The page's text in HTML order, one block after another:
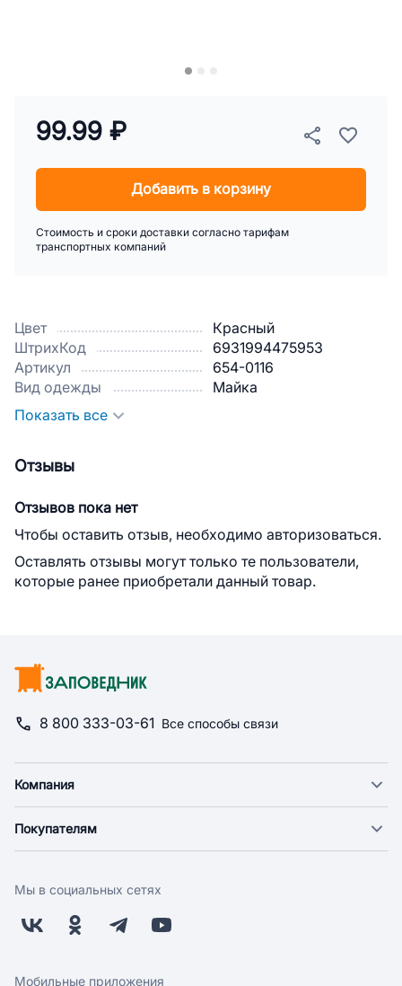
Цвет
Красный
ШтрихКод
6931994475953
Артикул
654-0116
Вид одежды
Майка
Показать все
99.99 ₽
Добавить в корзину
Стоимость и сроки доставки согласно тарифам
транспортных компаний
Отзывы
Отзывов пока нет
Чтобы оставить отзыв, необходимо авторизоваться.
Оставлять отзывы могут только те пользователи,
которые ранее приобретали данный товар.
8 800 333-03-61 Все способы связи
Компания
Новости
Поставщикам
Заводчикам
Обратная связь
Покупателям
Оплата
Бонусная программа
Скидки и акции
Мы в социальных сетях
Мобильные приложения